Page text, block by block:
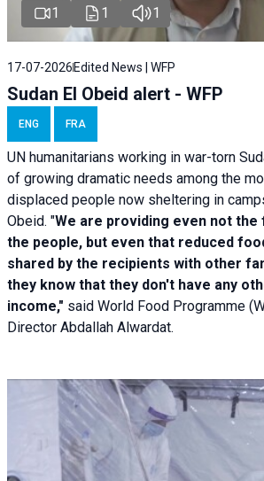
1 1 1
17-07-2026 Edited News | WFP
Sudan El Obeid alert - WFP
ENG FRA
UN humanitarians working in war-torn
of growing dramatic needs among the
displaced people now sheltering in
Obeid. "We are providing even not
the people, but even that reduced
shared by the recipients with other
they know that they don't have any
income," said World Food Programme
Director Abdallah Alwardat.